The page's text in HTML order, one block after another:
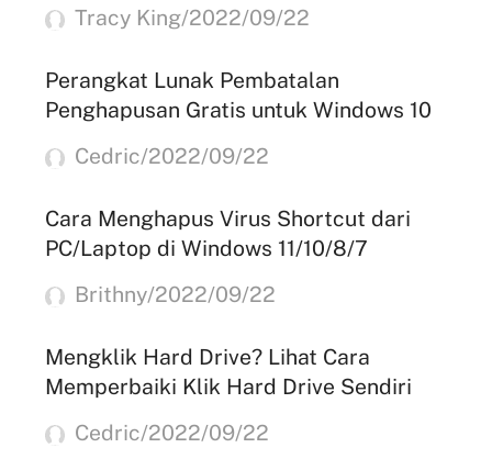
Tracy King/2022/09/22
Perangkat Lunak Pembatalan
Penghapusan Gratis untuk Windows 10
Cedric/2022/09/22
Cara Menghapus Virus Shortcut dari
PC/Laptop di Windows 11/10/8/7
Brithny/2022/09/22
Mengklik Hard Drive? Lihat Cara
Memperbaiki Klik Hard Drive Sendiri
Cedric/2022/09/22